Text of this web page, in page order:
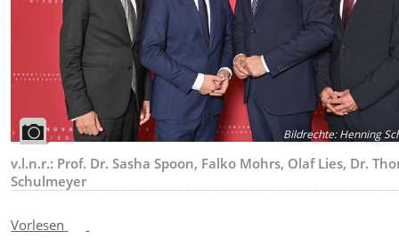
Bildrechte:Henning
v.l.n.r.: Prof. Dr. Sasha Spoon, Falko Mohrs, Olaf Lies, Dr.
Schulmeyer
Vorlesen